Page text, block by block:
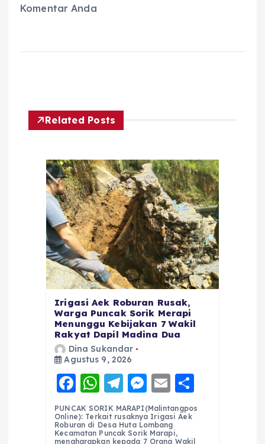
Komentar Anda
Related Posts
Irigasi Aek Roburan Rusak,
Warga Puncak Sorik Merapi
Menunggu Kebijakan 7 Wakil
Rakyat Dapil Madina Dua
Dina Sukandar
Agustus 9, 2026
F
a
c
W
h
a
T
el
e
M
e
ss
E
m
ai
h
PUNCAK SORIK MARAPI(Malintangpos
Online): Terkait rusaknya Irigasi Aek
Roburan di Desa Huta Lombang
Kecamatan Puncak Sorik Marapi,
mengharapkan kepada 7 Orang Wakil